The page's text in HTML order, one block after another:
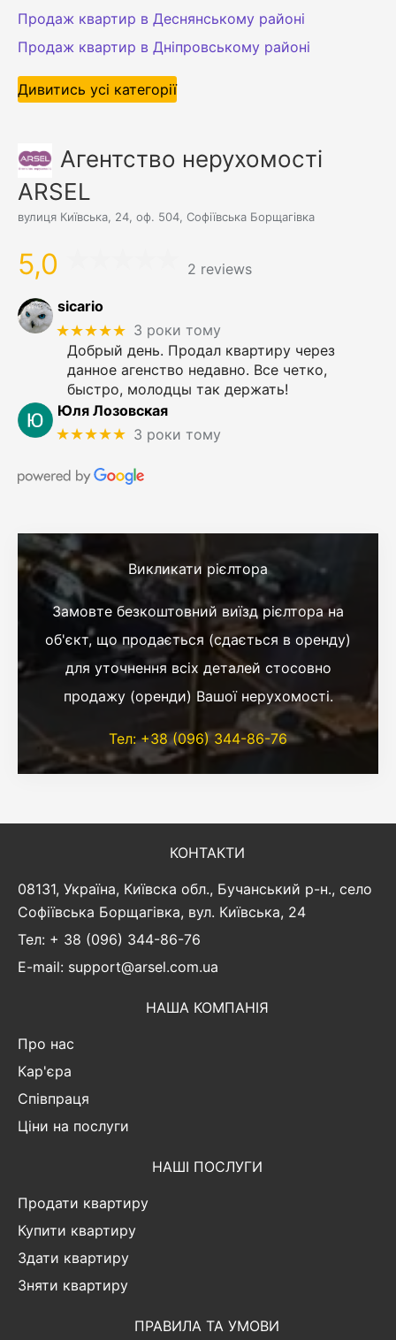
Продаж квартир в Деснянському районі
Продаж квартир в Дніпровському районі
Дивитись усі категорії
Агентство нерухомості
ARSEL
вулиця Київська, 24, оф. 504, Софіївська Борщагівка
5,0 2 reviews
sicario
★★★★★ 3 роки тому
Добрый день. Продал квартиру через
данное агенство недавно. Все четко,
быстро, молодцы так держать!
Юля Лозовская
★★★★★ 3 роки тому
Викликати рієлтора
Замовте безкоштовний виїзд рієлтора на
об'єкт, що продається (сдається в оренду)
для уточнення всіх деталей стосовно
продажу (оренди) Вашої нерухомості.
Тел: +38 (096) 344-86-76
КОНТАКТИ
08131, Україна, Київска обл., Бучанський р-н., село
Софіївська Борщагівка, вул. Київська, 24
Тел: + 38 (096) 344-86-76
E-mail: support@arsel.com.ua
НАША КОМПАНІЯ
Про нас
Кар'єра
Співпраця
Ціни на послуги
НАШІ ПОСЛУГИ
Продати квартиру
Купити квартиру
Здати квартиру
Зняти квартиру
ПРАВИЛА ТА УМОВИ